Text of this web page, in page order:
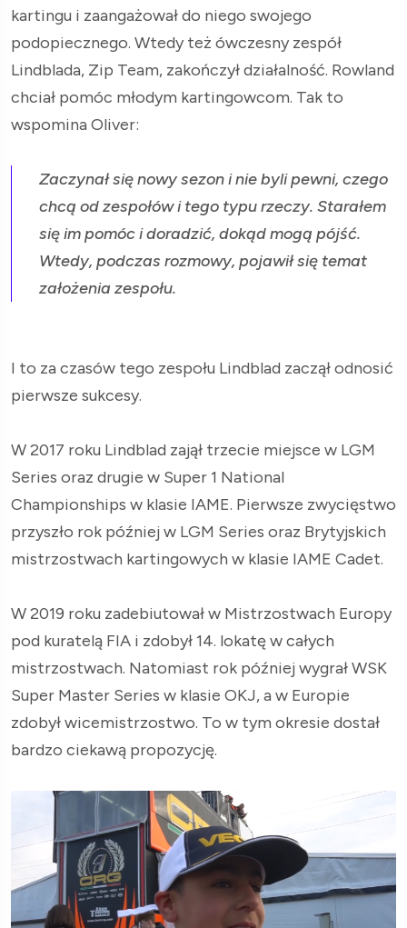
kartingu i zaangażował do niego swojego
podopiecznego. Wtedy też ówczesny zespół
Lindblada, Zip Team, zakończył działalność. Rowland
chciał pomóc młodym kartingowcom. Tak to
wspomina Oliver:
Zaczynał się nowy sezon i nie byli pewni, czego
chcą od zespołów i tego typu rzeczy. Starałem
się im pomóc i doradzić, dokąd mogą pójść.
Wtedy, podczas rozmowy, pojawił się temat
założenia zespołu.
I to za czasów tego zespołu Lindblad zaczął odnosić
pierwsze sukcesy.
W 2017 roku Lindblad zajął trzecie miejsce w LGM
Series oraz drugie w Super 1 National
Championships w klasie IAME. Pierwsze zwycięstwo
przyszło rok później w LGM Series oraz Brytyjskich
mistrzostwach kartingowych w klasie IAME Cadet.
W 2019 roku zadebiutował w Mistrzostwach Europy
pod kuratelą FIA i zdobył 14. lokatę w całych
mistrzostwach. Natomiast rok później wygrał WSK
Super Master Series w klasie OKJ, a w Europie
zdobył wicemistrzostwo. To w tym okresie dostał
bardzo ciekawą propozycję.